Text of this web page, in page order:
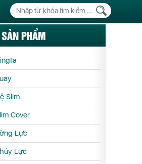
SẢN PHẨM
Slim
Cover
Lực
Lực